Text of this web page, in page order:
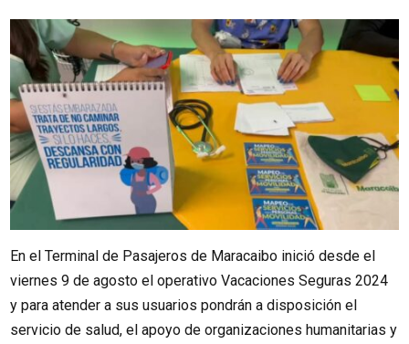
En el Terminal de Pasajeros de Maracaibo inició desde el
viernes 9 de agosto el operativo Vacaciones Seguras 2024
y para atender a sus usuarios pondrán a disposición el
servicio de salud, el apoyo de organizaciones humanitarias y